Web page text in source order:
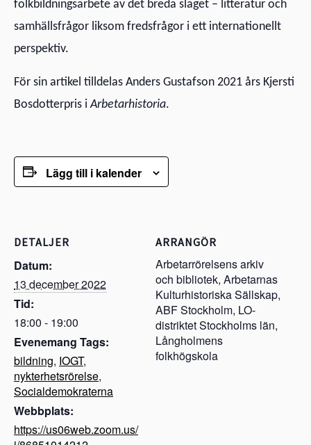
folkbildningsarbete av det breda slaget – litteratur och
samhällsfrågor liksom fredsfrågor i ett internationellt
perspektiv.
För sin artikel tilldelas Anders Gustafson 2021 års Kjersti
Bosdotterpris iArbetarhistoria.
Lägg till i kalender
DETALJER
Datum:
13 december 2022
Tid:
18:00 - 19:00
Evenemang Tags:
bildning, IOGT,
nykterhetsrörelse,
Socialdemokraterna
Webbplats:
https://us06web.zoom.us/
ARRANGÖR
Arbetarrörelsens arkiv
och bibliotek, Arbetarnas
Kulturhistoriska Sällskap,
ABF Stockholm, LO-
distriktet Stockholms län,
Långholmens
folkhögskola